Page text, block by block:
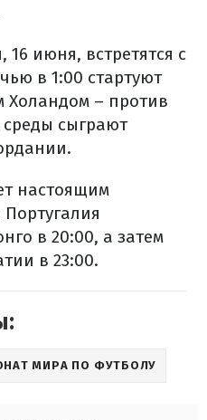
16 июня, встретятся с
в 1:00 стартуют
Холандом – против
среды сыграют
настоящим
в 20:00, а затем
в 23:00.
МИРА ПО ФУТБОЛУ